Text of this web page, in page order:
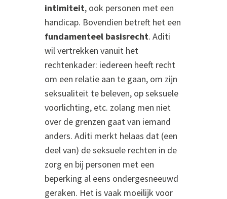
intimiteit, ook personen met een
handicap. Bovendien betreft het een
fundamenteel basisrecht. Aditi
wil vertrekken vanuit het
rechtenkader: iedereen heeft recht
om een relatie aan te gaan, om zijn
seksualiteit te beleven, op seksuele
voorlichting, etc. zolang men niet
over de grenzen gaat van iemand
anders. Aditi merkt helaas dat (een
deel van) de seksuele rechten in de
zorg en bij personen met een
beperking al eens ondergesneeuwd
geraken. Het is vaak moeilijk voor